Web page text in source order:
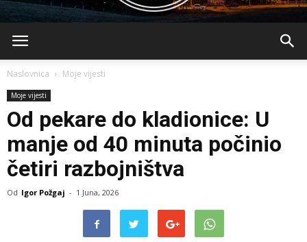
Naslovnica Moje vijesti
Moje vijesti
Od pekare do kladionice: U
manje od 40 minuta počinio
četiri razbojništva
Od Igor Požgaj - 1 Juna, 2026